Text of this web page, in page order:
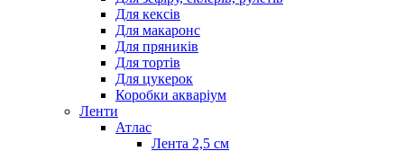
Для кексів
Для макаронс
Для пряників
Для тортів
Для цукерок
Коробки акваріум
Ленти
Атлас
Лента 2,5 см